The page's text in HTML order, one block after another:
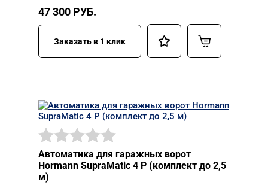
47 300 РУБ.
Заказать в 1 клик
Автоматика для гаражных ворот
Hormann SupraMatic 4 P (комплект до 2,5
м)